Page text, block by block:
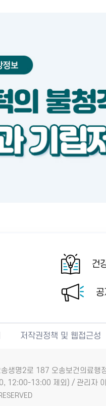
건
저작권정책 및 웹접근성
생명2로 187 오송보건의료행
13:00 제외) / 관리자 이